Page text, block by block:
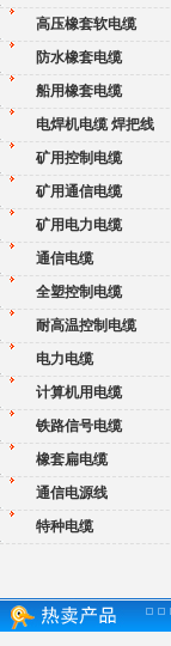
高压橡套软电缆
防水橡套电缆
船用橡套电缆
电焊机电缆 焊把线
矿用控制电缆
矿用通信电缆
矿用电力电缆
通信电缆
全塑控制电缆
耐高温控制电缆
电力电缆
计算机用电缆
铁路信号电缆
橡套扁电缆
通信电源线
特种电缆